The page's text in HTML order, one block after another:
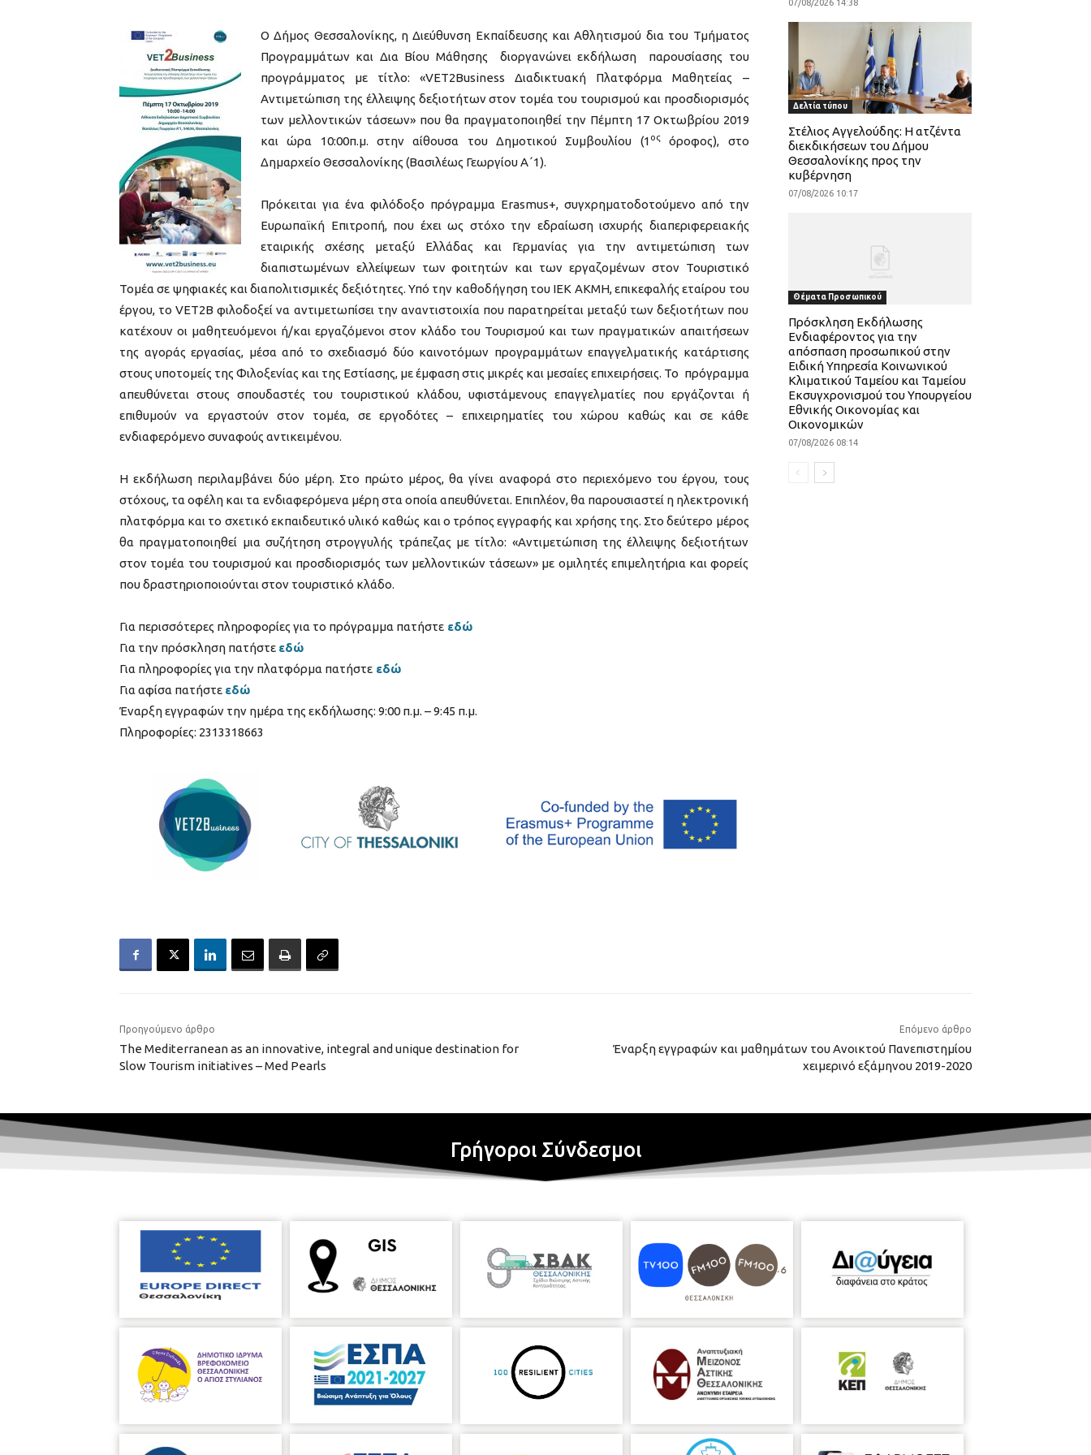
Ο Δήμος Θεσσαλονίκης, η Διεύθυνση Εκπαίδευσης και Αθλητισμού δια του Τμήματος
Προγραμμάτων και Δια Βίου Μάθησης διοργανώνει εκδήλωση παρουσίασης του
προγράμματος με τίτλο: «VET2Business Διαδικτυακή Πλατφόρμα Μαθητείας –
Αντιμετώπιση της έλλειψης δεξιοτήτων στον τομέα του τουρισμού και προσδιορισμός
των μελλοντικών τάσεων» που θα πραγματοποιηθεί την Πέμπτη 17 Οκτωβρίου 2019
και ώρα 10:00π.μ. στην αίθουσα του Δημοτικού Συμβουλίου (1 οςόροφος), στο
Δημαρχείο Θεσσαλονίκης (Βασιλέως Γεωργίου Α΄1).
Πρόκειται για ένα φιλόδοξο πρόγραμμα Erasmus+, συγχρηματοδοτούμενο από την
Ευρωπαϊκή Επιτροπή, που έχει ως στόχο την εδραίωση ισχυρής διαπεριφερειακής
εταιρικής σχέσης μεταξύ Ελλάδας και Γερμανίας για την αντιμετώπιση των
διαπιστωμένων ελλείψεων των φοιτητών και των εργαζομένων στον Τουριστικό
Τομέα σε ψηφιακές και διαπολιτισμικές δεξιότητες. Υπό την καθοδήγηση του ΙΕΚ ΑΚΜΗ, επικεφαλής εταίρου του
έργου, το VET2B φιλοδοξεί να αντιμετωπίσει την αναντιστοιχία που παρατηρείται μεταξύ των δεξιοτήτων που
κατέχουν οι μαθητευόμενοι ή/και εργαζόμενοι στον κλάδο του Τουρισμού και των πραγματικών απαιτήσεων
της αγοράς εργασίας, μέσα από το σχεδιασμό δύο καινοτόμων προγραμμάτων επαγγελματικής κατάρτισης
στους υποτομείς της Φιλοξενίας και της Εστίασης, με έμφαση στις μικρές και μεσαίες επιχειρήσεις. Το πρόγραμμα
απευθύνεται στους σπουδαστές του τουριστικού κλάδου, υφιστάμενους επαγγελματίες που εργάζονται ή
επιθυμούν να εργαστούν στον τομέα, σε εργοδότες – επιχειρηματίες του χώρου καθώς και σε κάθε
ενδιαφερόμενο συναφούς αντικειμένου.
Η εκδήλωση περιλαμβάνει δύο μέρη. Στο πρώτο μέρος, θα γίνει αναφορά στο περιεχόμενο του έργου, τους
στόχους, τα οφέλη και τα ενδιαφερόμενα μέρη στα οποία απευθύνεται. Επιπλέον, θα παρουσιαστεί η ηλεκτρονική
πλατφόρμα και το σχετικό εκπαιδευτικό υλικό καθώς και ο τρόπος εγγραφής και χρήσης της. Στο δεύτερο μέρος
θα πραγματοποιηθεί μια συζήτηση στρογγυλής τράπεζας με τίτλο: «Αντιμετώπιση της έλλειψης δεξιοτήτων
στον τομέα του τουρισμού και προσδιορισμός των μελλοντικών τάσεων» με ομιλητές επιμελητήρια και φορείς
που δραστηριοποιούνται στον τουριστικό κλάδο.
Για περισσότερες πληροφορίες για το πρόγραμμα πατήστε εδώ
Για την πρόσκληση πατήστε εδώ
Για πληροφορίες για την πλατφόρμα πατήστε εδώ
Για αφίσα πατήστε εδώ
Έναρξη εγγραφών την ημέρα της εκδήλωσης: 9:00 π.μ. – 9:45 π.μ.
Πληροφορίες: 2313318663
07/08/2026 14:38
Δελτία τύπου
Στέλιος Αγγελούδης: Η ατζέντα
διεκδικήσεων του Δήμου
Θεσσαλονίκης προς την
κυβέρνηση
07/08/2026 10:17
Θέματα Προσωπικού
Πρόσκληση Εκδήλωσης
Ενδιαφέροντος για την
απόσπαση προσωπικού στην
Ειδική Υπηρεσία Κοινωνικού
Κλιματικού Ταμείου και Ταμείου
Εκσυγχρονισμού του Υπουργείου
Εθνικής Οικονομίας και
Οικονομικών
07/08/2026 08:14
Προηγούμενο άρθρο
The Mediterranean as an innovative, integral and unique destination for
Slow Tourism initiatives – Med Pearls
Επόμενο άρθρο
Έναρξη εγγραφών και μαθημάτων του Ανοικτού Πανεπιστημίου
χειμερινό εξάμηνου 2019-2020
Γρήγοροι Σύνδεσμοι